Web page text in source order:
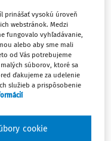
názorov k
v podmienkach
trestnoprávnych
sa zaoberá právnym
...
prinášať vysokú úroveň
webstránok. Medzi
fungovalo vyhľadávanie,
alebo aby sme mali
od Vás potrebujeme
súborov, ktoré sa
ďakujeme za udelenie
služieb a prispôsobenie
cookie